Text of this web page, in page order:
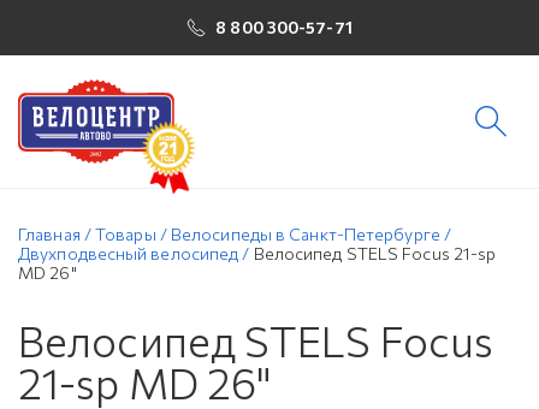
8 800 300-57-71
Главная /Товары / Велосипеды в Санкт-Петербурге /
Двухподвесный велосипед / Велосипед STELS Focus 21-sp
MD 26"
Велосипед STELS Focus
21-sp MD 26"